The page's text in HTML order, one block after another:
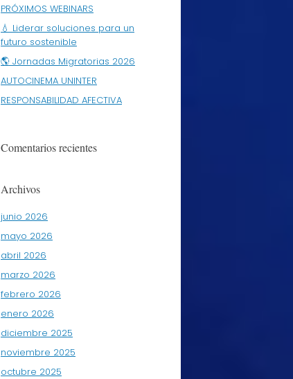
PRÓXIMOS WEBINARS
💧 Liderar soluciones para un
futuro sostenible
🌎 Jornadas Migratorias 2026
AUTOCINEMA UNINTER
RESPONSABILIDAD AFECTIVA
Comentarios recientes
Archivos
junio 2026
mayo 2026
abril 2026
marzo 2026
febrero 2026
enero 2026
diciembre 2025
noviembre 2025
octubre 2025